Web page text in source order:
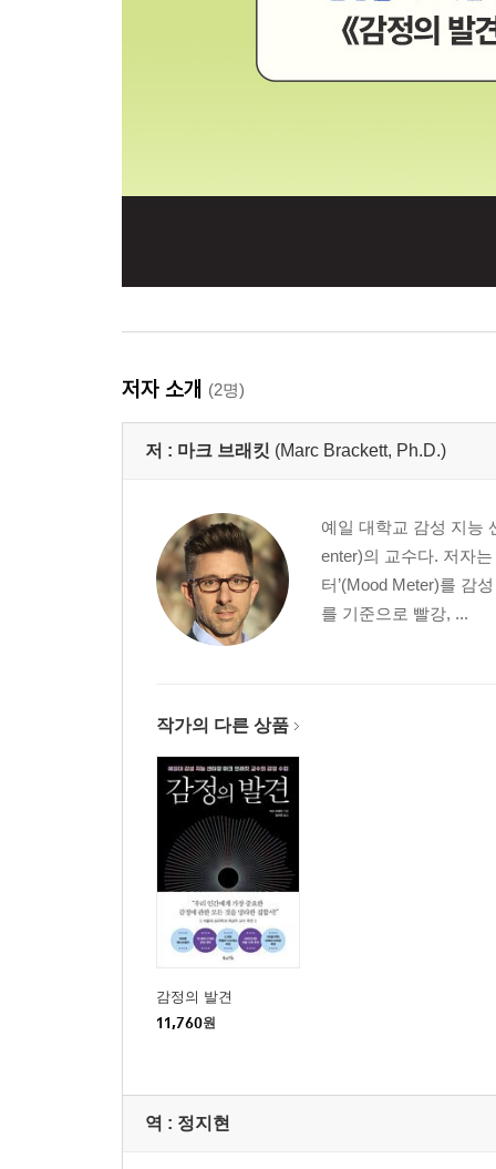
저자 소개 (2명)
저 : 마크 브래킷 (Marc Brackett, Ph.D.)
예일 대학교 감성 지능
enter)의 교수다. 저자
터’(Mood Meter)를 감
를 기준으로 빨강, ...
작가의 다른 상품
감정의 발견
11,760원
역 : 정지현